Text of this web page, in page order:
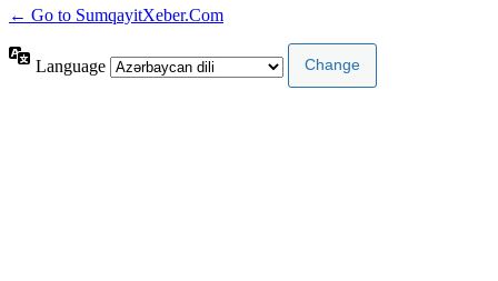
← Go to SumqayitXeber.Com
Language